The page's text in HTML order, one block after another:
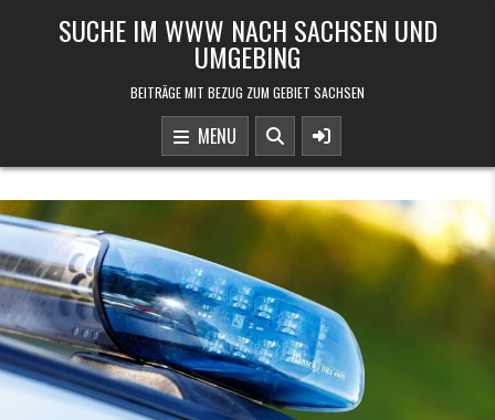
SUCHE IM WWW NACH SACHSEN UND
UMGEBING
BEITRÄGE MIT BEZUG ZUM GEBIET SACHSEN
MENU